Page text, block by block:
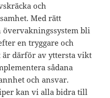
och
Med rätt
bli
en tryggare och
därför av yttersta vikt
sådana
och ansvar.
kan vi alla bidra till